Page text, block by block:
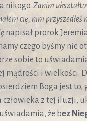
nikogo. Zanim
cię, nim przyszedłeś
napisał prorok
czego byśmy nie
sobie to
mądrości i wielkości.
Boga jest to,
człowieka z tej iluzji,
że bez